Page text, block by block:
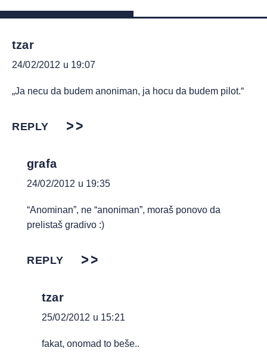
tzar
24/02/2012 u 19:07
„Ja necu da budem anoniman, ja hocu da budem pilot.“
REPLY
grafa
24/02/2012 u 19:35
“Anominan”, ne “anoniman”, moraš ponovo da
prelistaš gradivo :)
REPLY
tzar
25/02/2012 u 15:21
fakat, onomad to beše..